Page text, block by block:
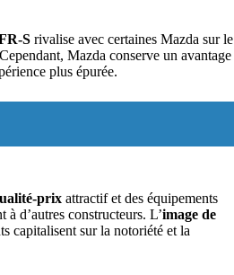
S rivalise avec certaines Mazda sur le
Mazda conserve un avantage
plus épurée.
prix attractif et des équipements
d’autres constructeurs. L’image de
capitalisent sur la notoriété et la